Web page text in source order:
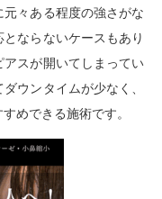
々ある程度の強さがな
ならないケースもあり
アスが開いてしまってい
ウンタイムが少なく、
めできる施術です。